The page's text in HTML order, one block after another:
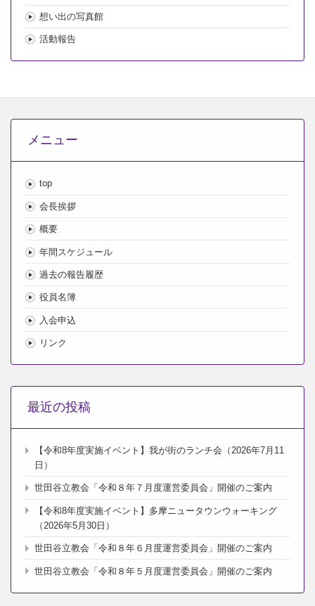
想い出の写真館
活動報告
メニュー
top
会長挨拶
概要
年間スケジュール
過去の報告履歴
役員名簿
入会申込
リンク
最近の投稿
【令和8年度実施イベント】我が街のランチ会（2026年7月11
日）
世田谷立教会「令和８年７月度運営委員会」開催のご案内
【令和8年度実施イベント】多摩ニュータウンウォーキング
（2026年5月30日）
世田谷立教会「令和８年６月度運営委員会」開催のご案内
世田谷立教会「令和８年５月度運営委員会」開催のご案内